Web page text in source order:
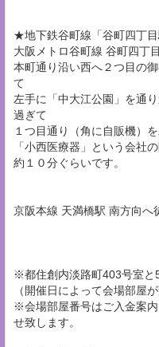
★地下鉄谷町線「谷町四丁
大阪メトロ谷町線 谷町四丁
本町通り沿い西へ２つ目の
て
左手に「中大江公園」を通
過ぎて
１つ目通り（角に自販機）
「小西医療器」という会社
約１０分ぐらいです。
京阪本線 天満橋駅 南方向へ
※都住創内淡路町403号室と
（開催日によって会場部屋
※会場部屋番号はご入金案
せ致します。